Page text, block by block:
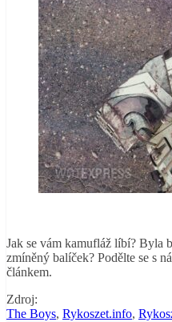
Jak se vám kamufláž líbí? Byla
zmíněný balíček? Podělte se s
článkem.
Zdroj:
The Boys, Rykoszet.info,